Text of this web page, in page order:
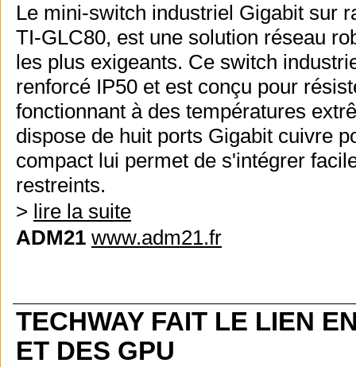
Le mini-switch industriel Gigabit sur
TI-GLC80, est une solution réseau
les plus exigeants. Ce switch
renforcé IP50 et est conçu pour
fonctionnant à des températures
dispose de huit ports Gigabit cuivre
compact lui permet de s'intégrer
restreints.
> lire la suite
ADM21 www.adm21.fr
TECHWAY FAIT LE LIEN
ET DES GPU